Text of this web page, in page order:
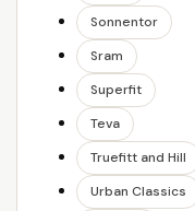
Sonnentor
Sram
Superfit
Teva
Truefitt and Hill
Urban Classics